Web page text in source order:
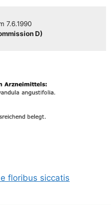
7.6.1990
D)
floribus siccatis